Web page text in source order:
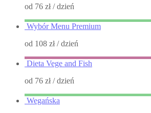
od 76 zł/ dzień
Wybór Menu Premium
od 108 zł/ dzień
Dieta Vege and Fish
od 76 zł/ dzień
Wegańska